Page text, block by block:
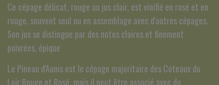
Ce cépage délicat, rouge au jus clair, est vinifié en rosé et en
rouge, souvent seul ou en assemblage avec d'autres cépages.
Son jus se distingue par des notes claires et finement
poivrées, épique
Le Pineau d'Aunis est le cépage majoritaire des Coteaux du
Loir Rouge et Rosé, mais il peut être associé avec du